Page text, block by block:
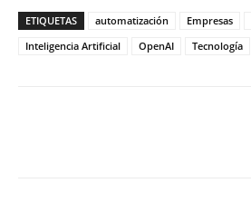
ETIQUETAS automatización Empresas
Inteligencia Artificial
OpenAI Tecnología